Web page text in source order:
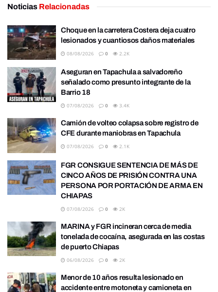
Noticias Relacionadas
Choque en la carretera Costera deja cuatro
lesionados y cuantiosos daños materiales
08/08/2026 0 2.2K
Aseguran en Tapachula a salvadoreño
señalado como presunto integrante de la
Barrio 18
07/08/2026 0 3.4K
Camión de volteo colapsa sobre registro de
CFE durante maniobras en Tapachula
07/08/2026 0 2.1K
FGR CONSIGUE SENTENCIA DE MÁS DE
CINCO AÑOS DE PRISIÓN CONTRA UNA
PERSONA POR PORTACIÓN DE ARMA EN
CHIAPAS
07/08/2026 0 2K
MARINA y FGR incineran cerca de media
tonelada de cocaína, asegurada en las costas
de puerto Chiapas
06/08/2026 0 2K
Menor de 10 años resulta lesionado en
accidente entre motoneta y camioneta en